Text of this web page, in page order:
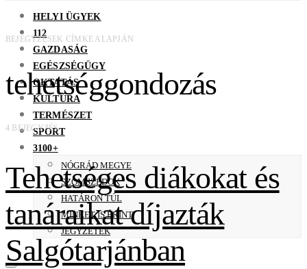
HELYI ÜGYEK
112
GAZDASÁG
EGÉSZSÉGÜGY
OKTATÁS
KULTÚRA
TERMÉSZET
SPORT
3100+
NÓGRÁD MEGYE
SZOMSZÉDOK
HATÁRON TÚL
MINKET IS ÉRINT
JEGYZETEK
BEJEGYZÉSEK CÍMKE ALAPJÁN
tehetséggondozás
4 BEJEGYZÉS
Tehetséges diákokat és
tanáraikat díjazták
Salgótarjánban